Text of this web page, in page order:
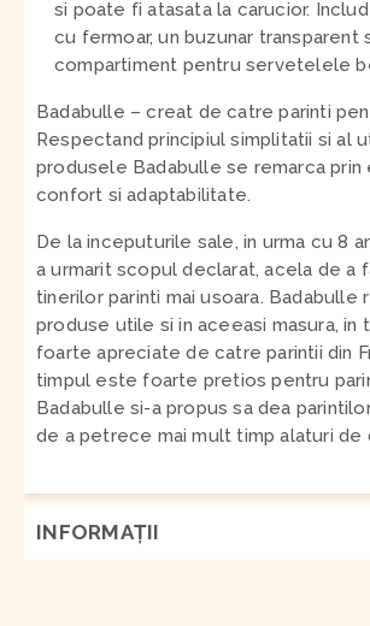
si poate fi atasata la carucior.
cu fermoar, un buzunar transparent
compartiment pentru servetelele
Badabulle – creat de catre parinti
Respectand principiul simplitatii si al
produsele Badabulle se remarca prin
confort si adaptabilitate.
De la inceputurile sale, in urma cu 8
a urmarit scopul declarat, acela de a
tinerilor parinti mai usoara. Badabulle
produse utile si in aceeasi masura, in
foarte apreciate de catre parintii din
timpul este foarte pretios pentru
Badabulle si-a propus sa dea
de a petrece mai mult timp alaturi de
INFORMAŢII